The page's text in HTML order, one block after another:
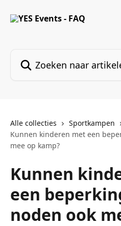
Alle collecties Sportkampen
Kunnen kinderen met een
mee op kamp?
Kunnen
een
noden ook